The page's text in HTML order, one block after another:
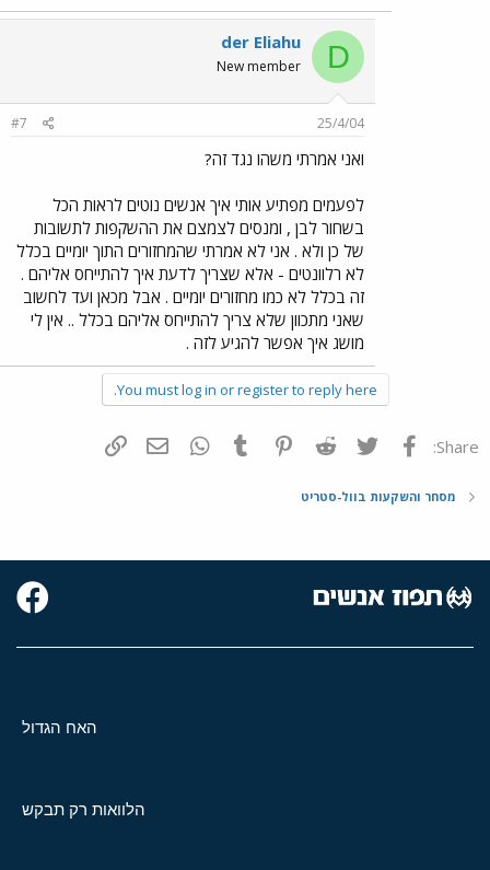
D
der Eliahu
New member
25/4/04
#7
ואני אמרתי משהו נגד זה?
לפעמים מפתיע אותי איך אנשים נוטים לראות הכל
בשחור לבן , ומנסים לצמצם את ההשקפות לתשובות
של כן ולא . אני לא אמרתי שהמחזורים התוך יומיים בכלל
לא רלוונטים - אלא שצריך לדעת איך להתייחס אליהם .
זה בכלל לא כמו מחזורים יומיים . אבל מכאן ועד לחשוב
שאני מתכוון שלא צריך להתייחס אליהם בכלל .. אין לי
מושג איך אפשר להגיע לזה .
You must log in or register to reply here.
Share: פייסבוק Twitter
Reddit
Pinterest
Tumblr
WhatsAppדואר אלקטרוני
מסחר והשקעות בוול-סטריט
האח הגדול
הלוואות רק תבקש